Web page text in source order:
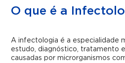
O que é a
A infectologia é a especialidade
estudo, diagnóstico, tratamento
causadas por microrganismos